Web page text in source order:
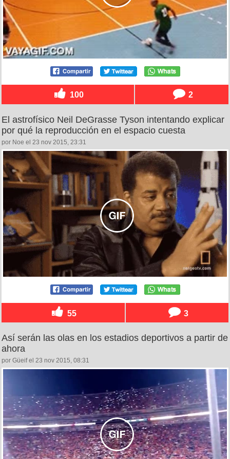
100 2
El astrofísico Neil DeGrasse Tyson intentando explicar
por qué la reproducción en el espacio cuesta
por Noe el 23 nov 2015, 23:31
55 3
Así serán las olas en los estadios deportivos a partir de
ahora
por Güeif el 23 nov 2015, 08:31